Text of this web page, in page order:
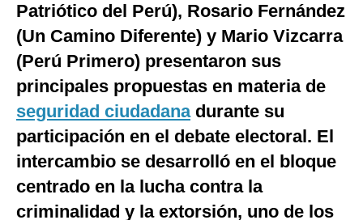
México
España
Tecnología
Club del Suscriptor
G de Gestión
Patriótico del Perú), Rosario Fernández
(Un Camino Diferente) y Mario Vizcarra
(Perú Primero) presentaron sus
principales propuestas en materia de
seguridad ciudadanadurante su
participación en el debate electoral. El
intercambio se desarrolló en el bloque
centrado en la lucha contra la
criminalidad y la extorsión, uno de los